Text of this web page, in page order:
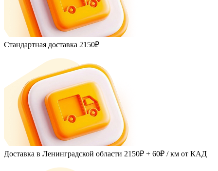
Стандартная доставка 2150₽
Доставка в Ленинградской области 2150₽ + 60₽ / км от КАД